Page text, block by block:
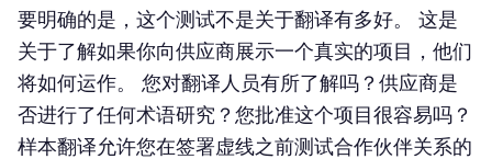
要明确的是，这个测试不是关于翻译有多好。 这是
关于了解如果你向供应商展示一个真实的项目，他们
将如何运作。 您对翻译人员有所了解吗？供应商是
否进行了任何术语研究？您批准这个项目很容易吗？
样本翻译允许您在签署虚线之前测试合作伙伴关系的